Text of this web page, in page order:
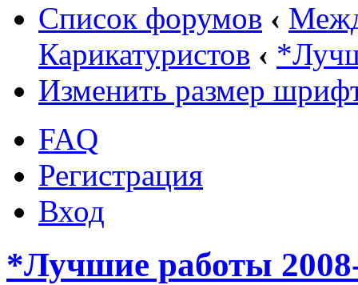
Список форумов ‹
Карикатуристов ‹
Изменить размер
FAQ
Регистрация
Вход
*Лучшие работы